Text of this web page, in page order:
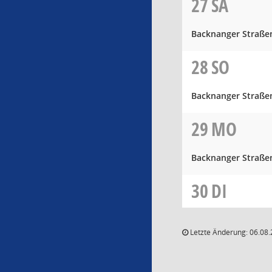
27SA
Backnanger
28SO
Backnanger
29MO
Backnanger
30DI
Letzte Änderung: